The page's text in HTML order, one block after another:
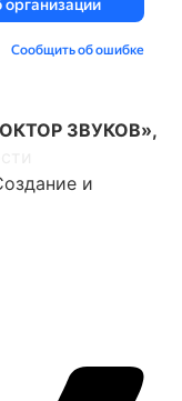
ЗВУКОВ»,
и